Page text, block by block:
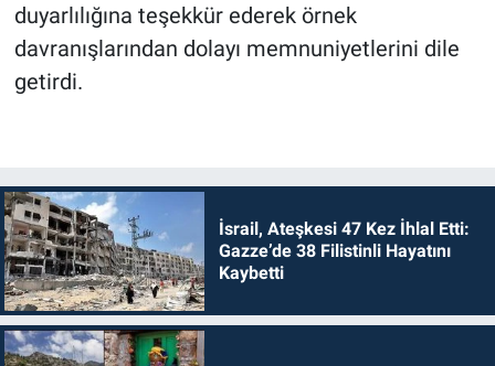
duyarlılığına teşekkür ederek örnek
davranışlarından dolayı memnuniyetlerini dile
getirdi.
İsrail, Ateşkesi 47 Kez İhlal Etti:
Gazze’de 38 Filistinli Hayatını
Kaybetti